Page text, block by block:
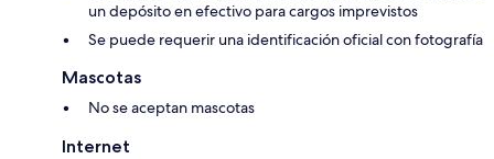
un depósito en efectivo para cargos imprevistos
Se puede requerir una identificación oficial con fotografía
Mascotas
No se aceptan mascotas
Internet